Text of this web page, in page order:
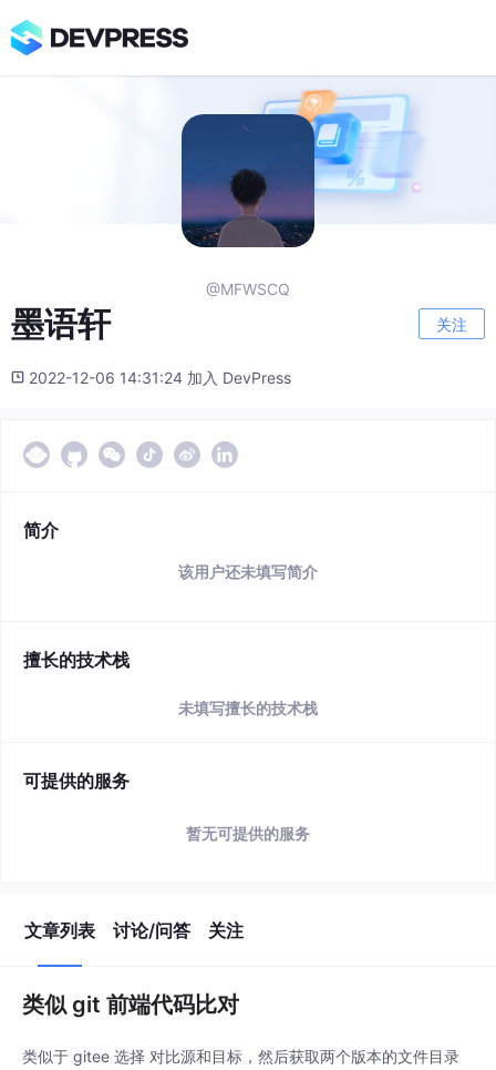
@MFWSCQ
墨语轩 关注
2022-12-06 14:31:24 加入 DevPress
简介
该用户还未填写简介
擅长的技术栈
未填写擅长的技术栈
可提供的服务
暂无可提供的服务
文章列表 讨论/问答 关注
类似 git 前端代码比对
类似于 gitee 选择 对比源和目标，然后获取两个版本的文件目录